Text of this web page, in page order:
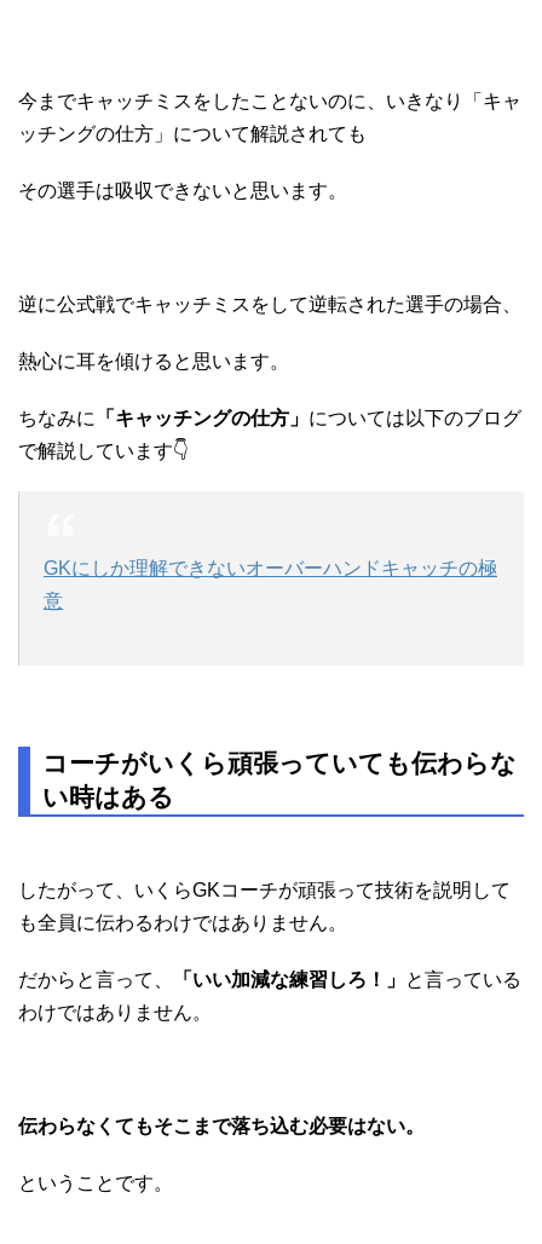
今までキャッチミスをしたことないのに、いきなり「キャ
ッチングの仕方」について解説されても
その選手は吸収できないと思います。
逆に公式戦でキャッチミスをして逆転された選手の場合、
熱心に耳を傾けると思います。
ちなみに 「キャッチングの仕方」 については以下のブログ
で解説しています👇
GKにしか理解できないオーバーハンドキャッチの極
意
コーチがいくら頑張っていても伝わらな
い時はある
したがって、いくらGKコーチが頑張って技術を説明して
も全員に伝わるわけではありません。
だからと言って、 「いい加減な練習しろ！」 と言っている
わけではありません。
伝わらなくてもそこまで落ち込む必要はない。
ということです。